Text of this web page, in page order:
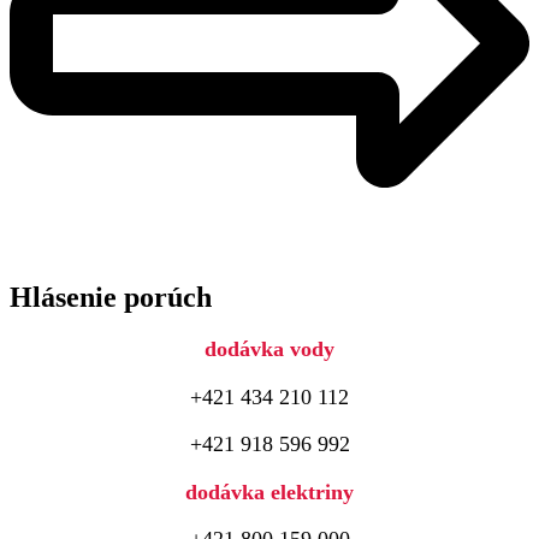
Hlásenie porúch
dodávka vody
+421 434 210 112
+421 918 596 992
dodávka elektriny